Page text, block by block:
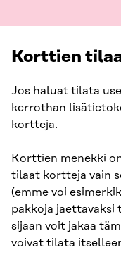
Korttien
Jos haluat tilata
kerrothan
kortteja.
Korttien menekki
tilaat kortteja vain
(emme voi
pakkoja jaettavaksi
sijaan voit jakaa
voivat tilata